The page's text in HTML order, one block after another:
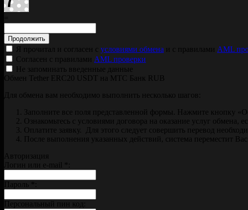
Я прочитал и согласен с условиями обмена и с правилами AML
Согласен с правилами AML проверки
Не запоминать введенные данные
Обмен Tether ERC20 USDT на МТС Банк RUB
Для обмена вам необходимо выполнить несколько шагов:
Заполните все поля представленной формы. Нажмите кнопку
Ознакомьтесь с условиями договора на оказание услуг обмена,
Оплатите заявку. Для этого следует совершить перевод
После выполнения указанных действий, система переместит
Авторизация
Логин или e-mail
Пароль
Персональный пин код: